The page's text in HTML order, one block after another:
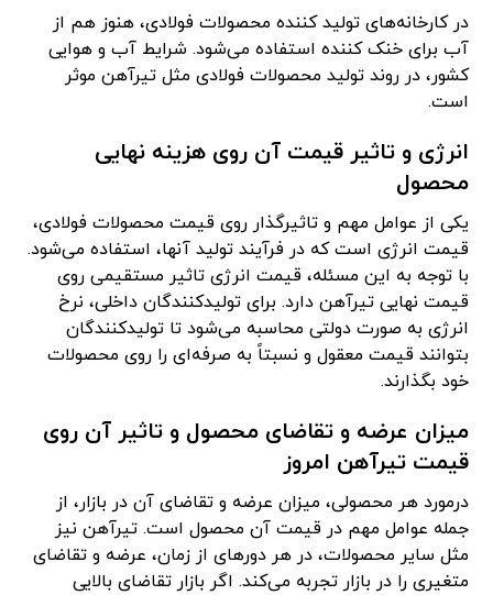
در کارخانه‌های تولید کننده محصولات فولادی، هنوز هم از
آب برای خنک کننده استفاده می‌شود. شرایط آب و هوایی
کشور، در روند تولید محصولات فولادی مثل تیرآهن موثر
است.
انرژی و تاثیر قیمت آن روی هزینه نهایی
محصول
یکی از عوامل مهم و تاثیرگذار روی قیمت محصولات فولادی،
قیمت انرژی است که در فرآیند تولید آنها، استفاده می‌شود.
با توجه به این مسئله، قیمت انرژی تاثیر مستقیمی روی
قیمت نهایی تیرآهن دارد. برای تولیدکنندگان داخلی، نرخ
انرژی به صورت دولتی محاسبه می‌شود تا تولیدکنندگان
بتوانند قیمت معقول و نسبتاً به صرفه‌ای را روی محصولات
خود بگذارند.
میزان عرضه و تقاضای محصول و تاثیر آن روی
قیمت تیرآهن امروز
درمورد هر محصولی، میزان عرضه و تقاضای آن در بازار، از
جمله عوامل مهم در قیمت آن محصول است. تیرآهن نیز
مثل سایر محصولات، در هر دورهای از زمان، عرضه و تقاضای
متغیری را در بازار تجربه می‌کند. اگر بازار تقاضای بالایی